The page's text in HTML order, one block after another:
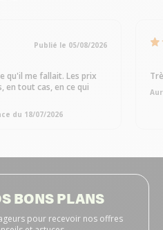
Publié le 05/08/2026
qu'il me fallait. Les prix
en tout cas, en ce qui
du 18/07/2026
BONS PLANS
pour recevoir nos offres